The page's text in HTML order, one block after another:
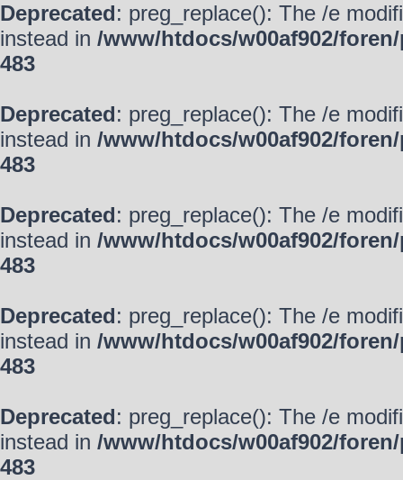
Deprecated: preg_replace(): The /e
instead in /www/htdocs/w00af902/
483
Deprecated: preg_replace(): The /e
instead in /www/htdocs/w00af902/
483
Deprecated: preg_replace(): The /e
instead in /www/htdocs/w00af902/
483
Deprecated: preg_replace(): The /e
instead in /www/htdocs/w00af902/
483
Deprecated: preg_replace(): The /e
instead in /www/htdocs/w00af902/
483